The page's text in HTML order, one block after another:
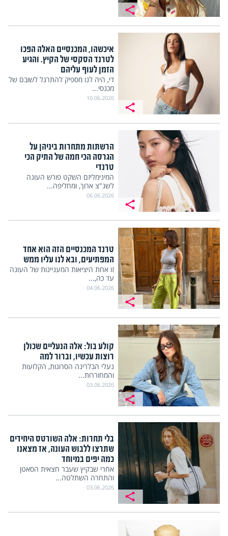
איכשהו, המכנסיים האלה הפכו
לטרנד הסקסי של הקיץ. והגיע
הזמן לעוף עליהם
די, היה לנו מספיק להתרגל לשובם של
מכנסי...
10.06.2026
הרשתות מתחרות ביניהן על
הגרסה הכי חמה של התיק הכי
טרנדי
המינימליזם השקט פורש העונה
לשנ"צ ארוך, ומחליפה...
06.06.2026
טרנד המכנסיים הזה הוא אחד
המפתיעים, ובא לנו עליו ממש
זו אחת היציאות המעניינות של העונה
עד כה,...
04.06.2026
קולע בול: אלה הנעליים שכולן
רוצות עכשיו, וברור למה
נעלי הבלרינה הסרוגות, הקלועות
והמחוררות...
03.06.2026
בלי תחרות: אלה השורטס היחידים
שתרצו ללבוש העונה, אז מצאנו
כמה יפים במיוחד
אחרי שבקיץ שעבר חצאית הסאטן
והתחרה השתלטה...
03.06.2026